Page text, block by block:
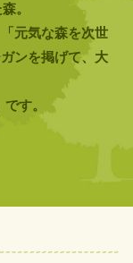
。
元気な森を次世
ンを掲げて、大
です。